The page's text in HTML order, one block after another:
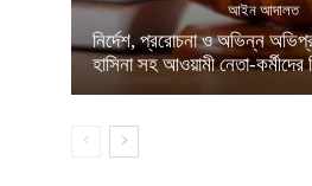
আইন আদালত
নির্দেশ, প্ররোচনা ও অভিন্ন
হাসিনা সহ আওয়ামী নেতা-কর্মীদের